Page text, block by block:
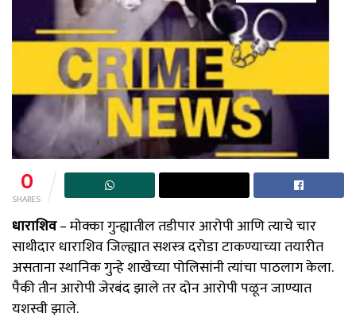
0
SHARES
धाराशिव– मोक्का गुन्ह्यातील तडीपार आरोपी आणि त्याचे चार
साथीदार धाराशिव जिल्ह्यात सशस्त्र दरोडा टाकण्याच्या तयारीत
असताना स्थानिक गुन्हे शाखेच्या पोलिसांनी त्यांचा पाठलाग केला.
पैकी तीन आरोपी जेरबंद झाले तर दोन आरोपी पळून जाण्यात
यशस्वी झाले.